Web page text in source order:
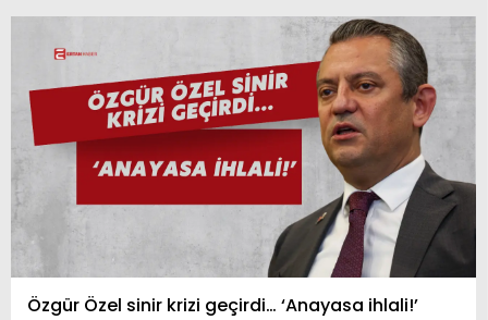
Özgür Özel sinir krizi geçirdi… ‘Anayasa ihlali!’